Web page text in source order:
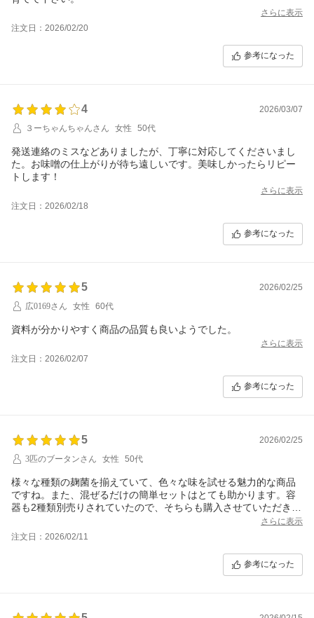
さらに表示
注文日：2026/02/20
参考になった
4
2026/03/07
３ーちゃんちゃんさん
女性 50代
発送連絡のミスなどありましたが、丁寧に対応してくださいまし
た。お味噌の仕上がりが待ち遠しいです。美味しかったらリピー
トします！
さらに表示
注文日：2026/02/18
参考になった
5
2026/02/25
広0169さん
女性 60代
資料が分かりやすく商品の品質も良いようでした。
さらに表示
注文日：2026/02/07
参考になった
5
2026/02/25
3匹のブータンさん
女性 50代
様々な種類の麹菌を揃えていて、色々な味を試せる魅力的な商品
ですね。また、混ぜるだけの簡単セットはとても助かります。容
器も2種類別売りされていたので、そちらも購入させていただきま
した。お陰様で下準備もなく、楽しく味噌を作れることができま
した。あとは待つばかり。
さらに表示
注文日：2026/02/11
参考になった